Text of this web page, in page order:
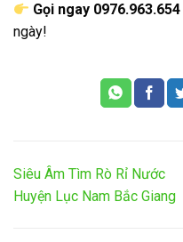
Gọi ngay 0976.963.654
ngày!
Siêu Âm Tìm Rò Rỉ Nước
Huyện Lục Nam Bắc Giang